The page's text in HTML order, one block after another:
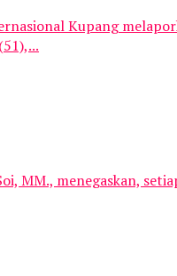
Kupang
MM., menegaskan,